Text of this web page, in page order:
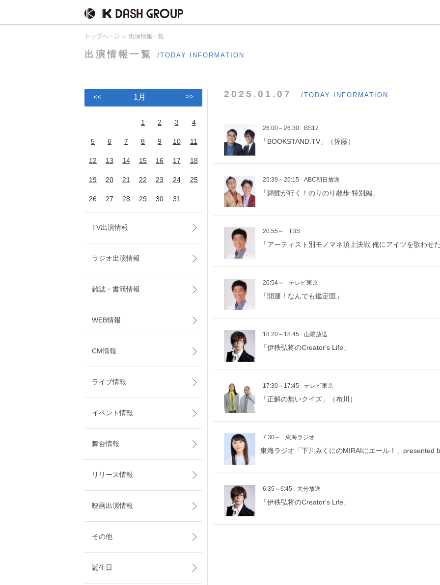
トップページ 出演情報一覧
出演情報一覧 /TODAY INFORMATION
2025.01.07 /TODAY INFORMATION
26:00～26:30 BS12
「BOOKSTAND.TV」（佐藤）
25:39～26:15 ABC朝日放送
「錦鯉が行く！のりのり散歩 特別編」
20:55～ TBS
「アーティスト別モノマネ頂上決戦 俺にアイツを歌わせ
20:54～ テレビ東京
「開運！なんでも鑑定団」
18:20～18:45 山陽放送
「伊秩弘将のCreator's Life」
17:30～17:45 テレビ東京
「正解の無いクイズ」（布川）
7:30～ 東海ラジオ
東海ラジオ「下川みくにのMIRAIにエール！」presented
6:35～6:45 大分放送
「伊秩弘将のCreator's Life」
<< 1月 >>
1 2 3 4
5 6 7 8 9 10 11
12 13 14 15 16 17 18
19 20 21 22 23 24 25
26 27 28 29 30 31
TV出演情報
ラジオ出演情報
雑誌・書籍情報
WEB情報
CM情報
ライブ情報
イベント情報
舞台情報
リリース情報
映画出演情報
その他
誕生日